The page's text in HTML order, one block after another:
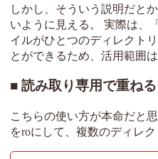
しかし、そういう説明だと
いように見える。 実際は、
イルがひとつのディレクト
とができるため、活用範囲は
読み取り専用で重ねる
こちらの使い方が本命だと
をroにして、複数のディレク